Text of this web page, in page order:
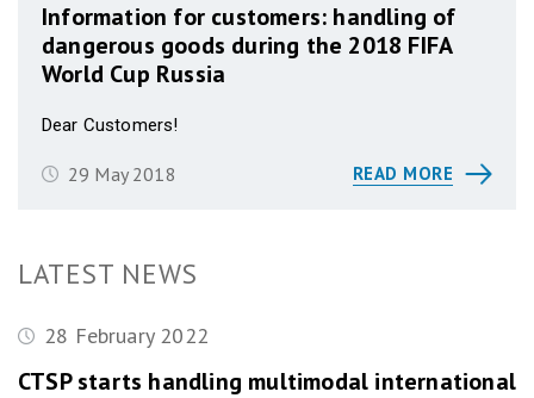
Information for customers: handling of
dangerous goods during the 2018 FIFA
World Cup Russia
Dear Customers!
29 May 2018 READ MORE
LATEST NEWS
28 February 2022
CTSP starts handling multimodal international